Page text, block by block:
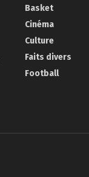
Basket
Cinéma
Culture
Faits divers
Football